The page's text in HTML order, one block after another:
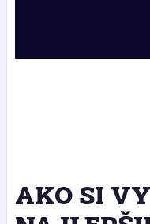
AKO SI